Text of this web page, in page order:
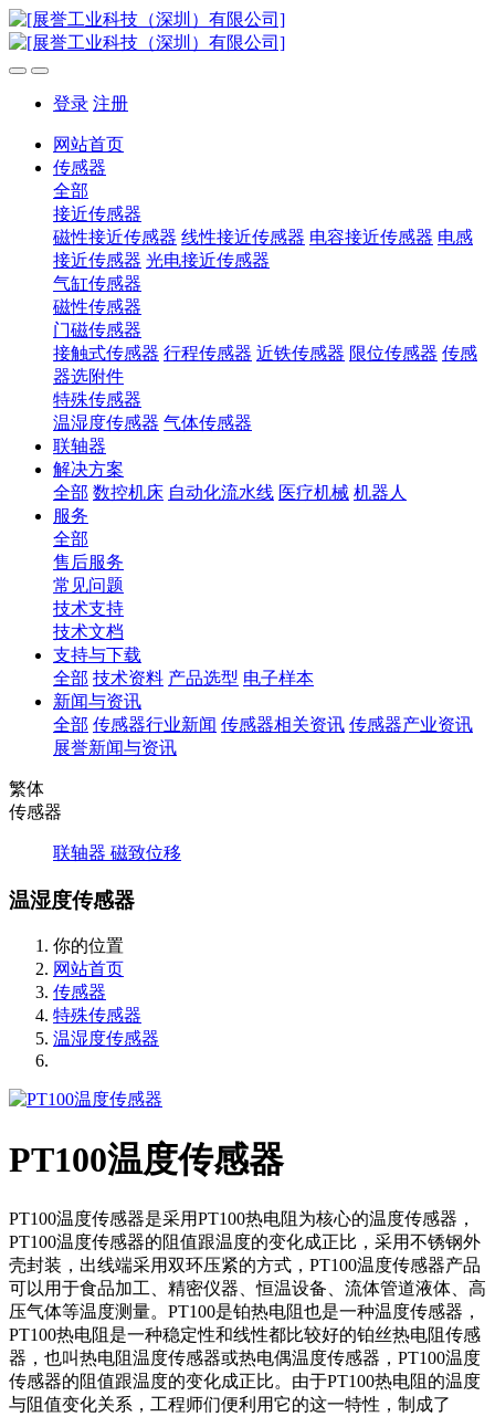
登录 注册
网站首页
传感器
全部
接近传感器
磁性接近传感器 线性接近传感器 电容接近传感器 电感
接近传感器 光电接近传感器
气缸传感器
磁性传感器
门磁传感器
接触式传感器 行程传感器 近铁传感器 限位传感器 传感
器选附件
特殊传感器
温湿度传感器 气体传感器
联轴器
解决方案
全部 数控机床 自动化流水线 医疗机械 机器人
服务
全部
售后服务
常见问题
技术支持
技术文档
支持与下载
全部 技术资料 产品选型 电子样本
新闻与资讯
全部 传感器行业新闻 传感器相关资讯 传感器产业资讯
展誉新闻与资讯
繁体
传感器
联轴器 磁致位移
温湿度传感器
你的位置
网站首页
传感器
特殊传感器
温湿度传感器
PT100温度传感器
PT100温度传感器是采用PT100热电阻为核心的温度传感器，
PT100温度传感器的阻值跟温度的变化成正比，采用不锈钢外
壳封装，出线端采用双环压紧的方式，PT100温度传感器产品
可以用于食品加工、精密仪器、恒温设备、流体管道液体、高
压气体等温度测量。PT100是铂热电阻也是一种温度传感器，
PT100热电阻是一种稳定性和线性都比较好的铂丝热电阻传感
器，也叫热电阻温度传感器或热电偶温度传感器，PT100温度
传感器的阻值跟温度的变化成正比。由于PT100热电阻的温度
与阻值变化关系，工程师们便利用它的这一特性，制成了